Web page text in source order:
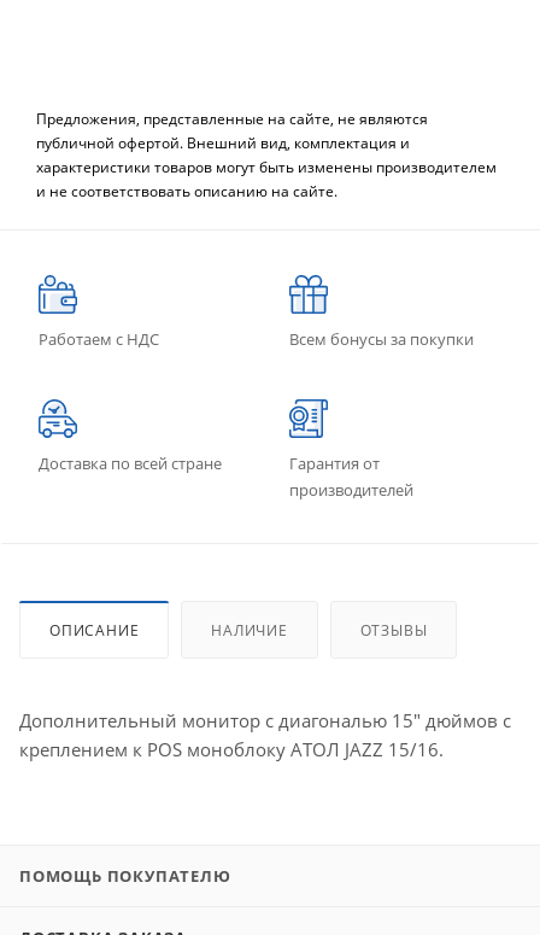
Предложения, представленные на сайте, не являются
публичной офертой. Внешний вид, комплектация и
характеристики товаров могут быть изменены производителем
и не соответствовать описанию на сайте.
Работаем с НДС Всем бонусы за покупки
Доставка по всей стране
Гарантия от
производителей
ОПИСАНИЕ НАЛИЧИЕ ОТЗЫВЫ
Дополнительный монитор с диагональю 15" дюймов с
креплением к POS моноблоку АТОЛ JAZZ 15/16.
ПОМОЩЬ ПОКУПАТЕЛЮ